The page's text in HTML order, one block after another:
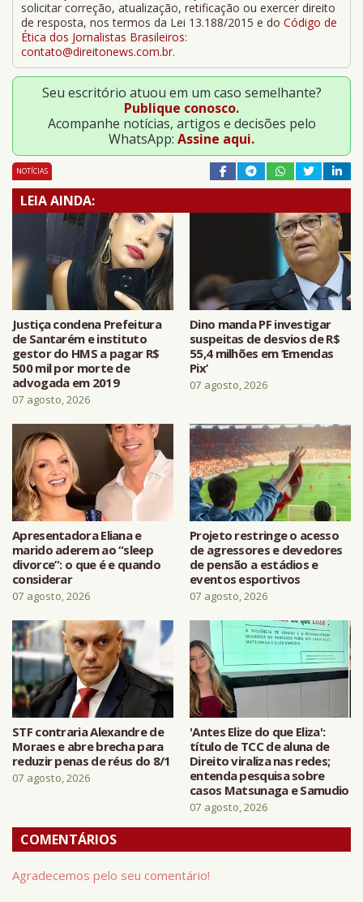
solicitar correção, atualização, retificação ou exercer direito
de resposta, nos termos da Lei 13.188/2015 e do Código de
Ética dos Jornalistas Brasileiros:
contato@direitonews.com.br.
Seu escritório atuou em um caso semelhante?
Publique conosco.
Acompanhe notícias, artigos e decisões pelo
WhatsApp: Assine aqui.
NOTÍCIAS
LEIA AINDA:
Justiça condena Prefeitura
de Santarém e instituto
gestor do HMS a pagar R$
500 mil por morte de
advogada em 2019
07 agosto, 2026
Dino manda PF investigar
suspeitas de desvios de R$
55,4 milhões em ‘Emendas
Pix’
07 agosto, 2026
Apresentadora Eliana e
marido aderem ao “sleep
divorce”: o que é e quando
considerar
07 agosto, 2026
Projeto restringe o acesso
de agressores e devedores
de pensão a estádios e
eventos esportivos
07 agosto, 2026
STF contraria Alexandre de
Moraes e abre brecha para
reduzir penas de réus do 8/1
07 agosto, 2026
'Antes Elize do que Eliza':
título de TCC de aluna de
Direito viraliza nas redes;
entenda pesquisa sobre
casos Matsunaga e Samudio
07 agosto, 2026
COMENTÁRIOS
Agradecemos pelo seu comentário!